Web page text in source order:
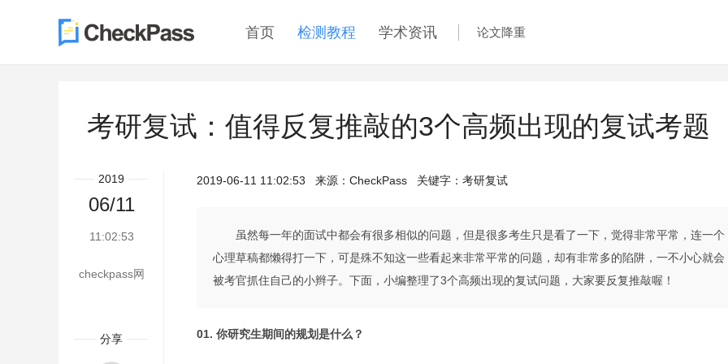
首页 检测教程 学术资讯 论文降重
考研复试：值得反复推敲的3个高频出现的复试考题
2019
06/11
11:02:53
checkpass网
分享
2019-06-11 11:02:53 来源：CheckPass 关键字：考研复试
虽然每一年的面试中都会有很多相似的问题，但是很多考生只是看了一下，觉得非常平常，连一个
心理草稿都懒得打一下，可是殊不知这一些看起来非常平常的问题，却有非常多的陷阱，一不小心就会
被考官抓住自己的小辫子。下面，小编整理了3个高频出现的复试问题，大家要反复推敲喔！
01. 你研究生期间的规划是什么？